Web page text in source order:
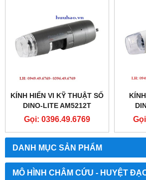
DANH MỤC SẢN PHẨM
MÔ HÌNH CHÂM CỨU - HUYỆT
KÍNH HIỂN VI KỸ THUẬT SỐ
DINO-LITE AM5212T
Gọi: 0396.49.6769